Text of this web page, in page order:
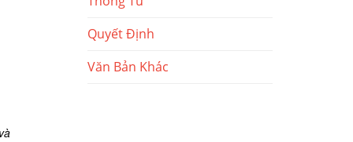
Quyết Định
Văn Bản Khác